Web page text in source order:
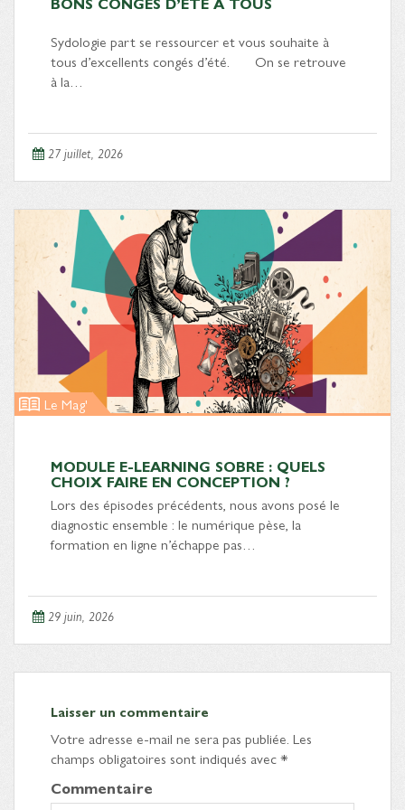
Sydologie part se ressourcer et vous souhaite à
tous d’excellents congés d’été. On se retrouve
à la…
27 juillet, 2026
Le Mag'
MODULE E-LEARNING SOBRE : QUELS
CHOIX FAIRE EN CONCEPTION ?
Lors des épisodes précédents, nous avons posé le
diagnostic ensemble : le numérique pèse, la
formation en ligne n’échappe pas…
29 juin, 2026
Laisser un commentaire
Votre adresse e-mail ne sera pas publiée. Les
champs obligatoires sont indiqués avec*
Commentaire